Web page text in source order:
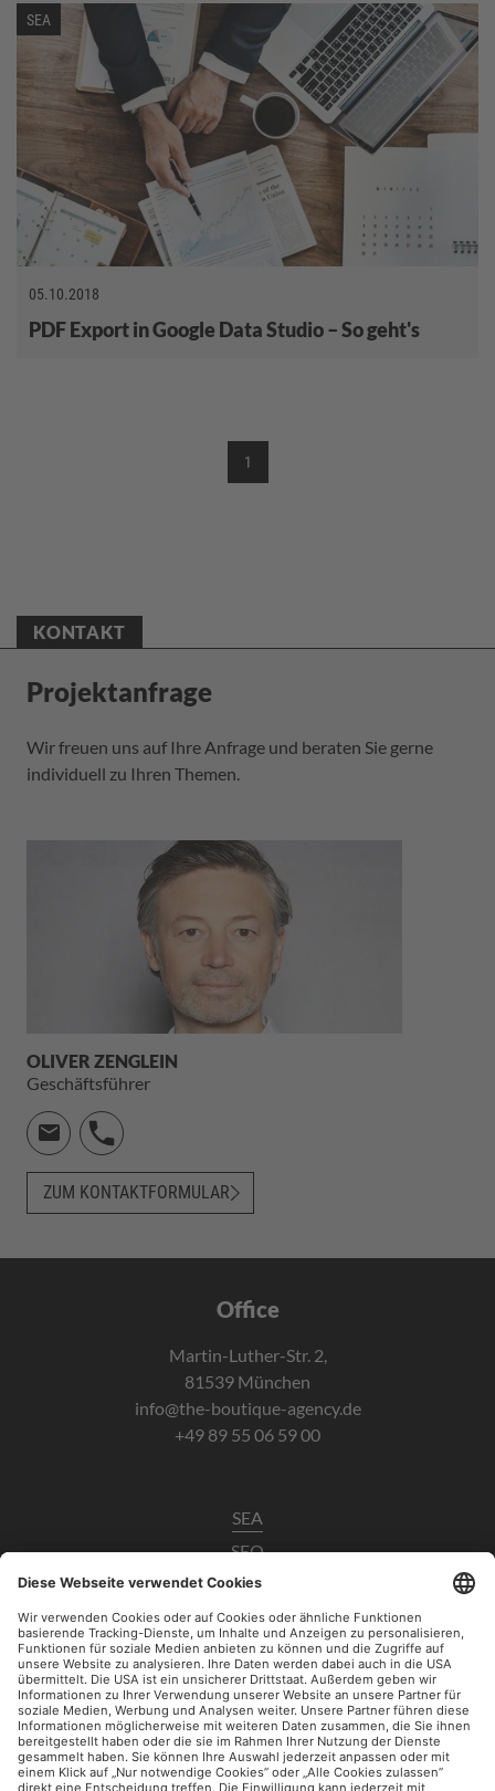
SEA
05.10.2018
PDF Export in Google Data Studio – So geht's
1(CURRENT)
KONTAKT
Projektanfrage
Wir freuen uns auf Ihre Anfrage und beraten Sie gerne
individuell zu Ihren Themen.
OLIVER ZENGLEIN
Geschäftsführer
ZUM KONTAKTFORMULAR
Office
Martin-Luther-Str. 2,
81539 München
info@the-boutique-agency.de
+49 89 55 06 59 00
SEA
SEO
Data Analytics
UX / CRO
Paid Social